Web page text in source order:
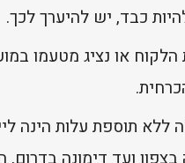
כבד, יש להיערך לכך.
הלקוח או נציג מטעמו
ללא תוספת עלות הינה